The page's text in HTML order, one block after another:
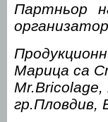
Партньор
Марица са
гр.Пловдив,